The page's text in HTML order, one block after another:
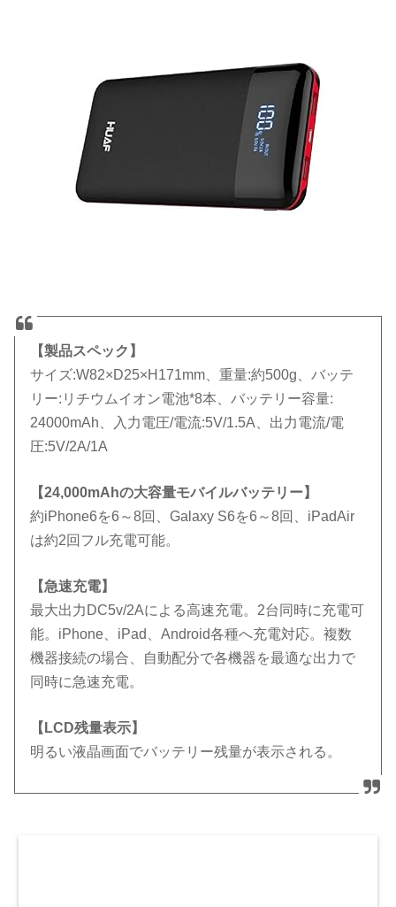
【製品スペック】
サイズ:W82×D25×H171mm、重量:約500g、バッテ
リー:リチウムイオン電池*8本、バッテリー容量:
24000mAh、入力電圧/電流:5V/1.5A、出力電流/電
圧:5V/2A/1A
【24,000mAhの大容量モバイルバッテリー】
約iPhone6を6～8回、Galaxy S6を6～8回、iPadAir
は約2回フル充電可能。
【急速充電】
最大出力DC5v/2Aによる高速充電。2台同時に充電可
能。iPhone、iPad、Android各種へ充電対応。複数
機器接続の場合、自動配分で各機器を最適な出力で
同時に急速充電。
【LCD残量表示】
明るい液晶画面でバッテリー残量が表示される。